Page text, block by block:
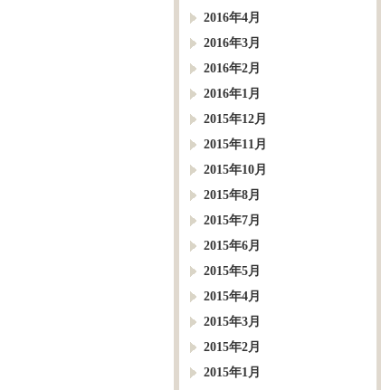
2016年4月
2016年3月
2016年2月
2016年1月
2015年12月
2015年11月
2015年10月
2015年8月
2015年7月
2015年6月
2015年5月
2015年4月
2015年3月
2015年2月
2015年1月